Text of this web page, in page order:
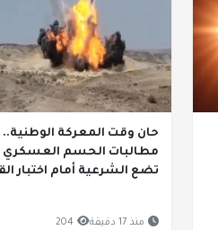
حان وقت المعركة الوطنية..
مطالبات الحسم العسكري
تضع الشرعية أمام اختبار
منذ 17 دقيقة 204